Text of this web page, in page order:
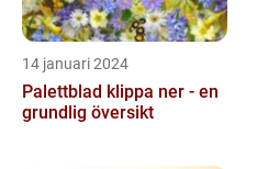
14 januari 2024
Palettblad klippa ner - en
grundlig översikt